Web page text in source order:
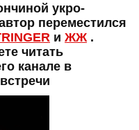
укро-
переместился
и ЖЖ .
читать
канале в